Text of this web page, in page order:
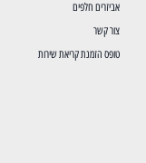
אביזרים חלפים
צור קשר
טופס הזמנת קריאת שירות